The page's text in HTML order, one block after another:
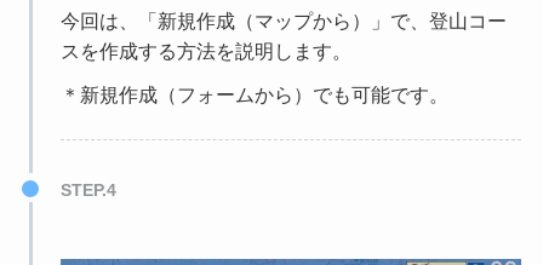
今回は、「新規作成（マップから）」で、登山コー
スを作成する方法を説明します。
＊新規作成（フォームから）でも可能です。
STEP.4